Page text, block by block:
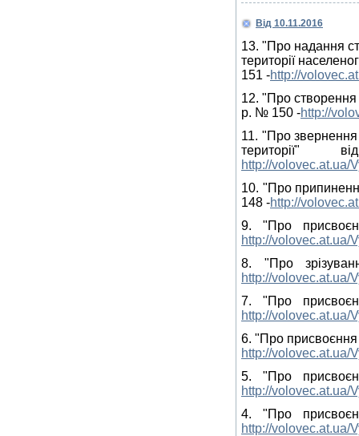
Від 10.11.2016
13. "Про надання
території
151 -http://
12. "Про створення
р. № 150 -http://
11. "Про
http://volovec.at.ua/
10. "Про
148 -http://
9. "Про
http://volovec.at.ua/
8. "Про
http://volovec.at.ua/
7. "Про
http://volovec.at.ua/
6. "Про
http://volovec.at.ua/
5. "Про
http://volovec.at.ua/
4. "Про
http://volovec.at.ua/